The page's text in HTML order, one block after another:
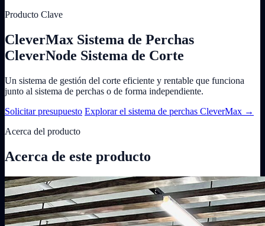
Producto Clave
CleverMax Sistema de Perchas
CleverNode Sistema de Corte
Un sistema de gestión del corte eficiente y rentable que funciona
junto al sistema de perchas o de forma independiente.
Solicitar presupuesto Explorar el sistema de perchas CleverMax →
Acerca del producto
Acerca de este producto